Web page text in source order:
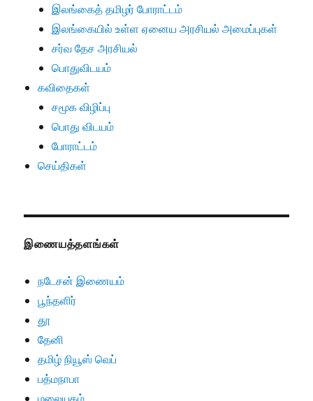
இலங்கைத் தமிழர் போராட்டம்
இலங்கையில் உள்ள ஏனைய அரசியல் அமைப்புகள்
சர்வ தேச அரசியல்
பொதுவிடயம்
கவிதைகள்
சமூக விழிப்பு
பொது விடயம்
போராட்டம்
செய்திகள்
இணையத்தளங்கள்
நடேசன் இணையம்
பூந்தளிர்
தூ
தேனி
தமிழ் நியூஸ் வெப்
பத்மநாபா
மலையகம்